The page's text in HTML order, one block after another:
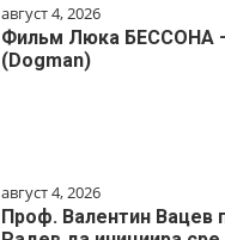
август 4, 2026
Фильм Люка БЕССОНА
(Dogman)
август 4, 2026
Проф. Валентин Вацев